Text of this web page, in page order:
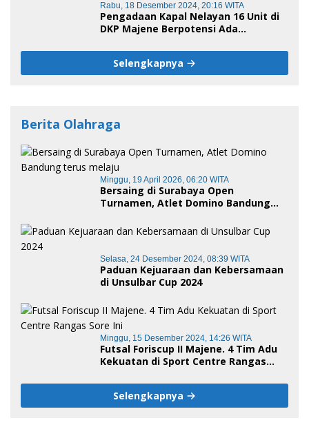
Rabu, 18 Desember 2024, 20:16 WITA
Pengadaan Kapal Nelayan 16 Unit di
DKP Majene Berpotensi Ada
Selengkapnya
Berita Olahraga
Minggu, 19 April 2026, 06:20 WITA
Bersaing di Surabaya Open
Turnamen, Atlet Domino Bandung
Selasa, 24 Desember 2024, 08:39 WITA
Paduan Kejuaraan dan Kebersamaan
di Unsulbar Cup 2024
Minggu, 15 Desember 2024, 14:26 WITA
Futsal Foriscup II Majene. 4 Tim Adu
Kekuatan di Sport Centre Rangas
Selengkapnya